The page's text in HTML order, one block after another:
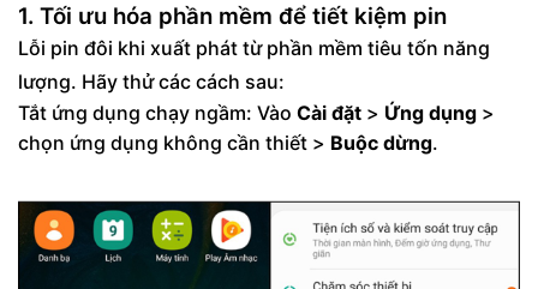
1. Tối ưu hóa phần mềm để tiết kiệm pin
Lỗi pin đôi khi xuất phát từ phần mềm tiêu tốn năng
lượng. Hãy thử các cách sau:
Tắt ứng dụng chạy ngầm: Vào Cài đặt > Ứng dụng >
chọn ứng dụng không cần thiết > Buộc dừng.